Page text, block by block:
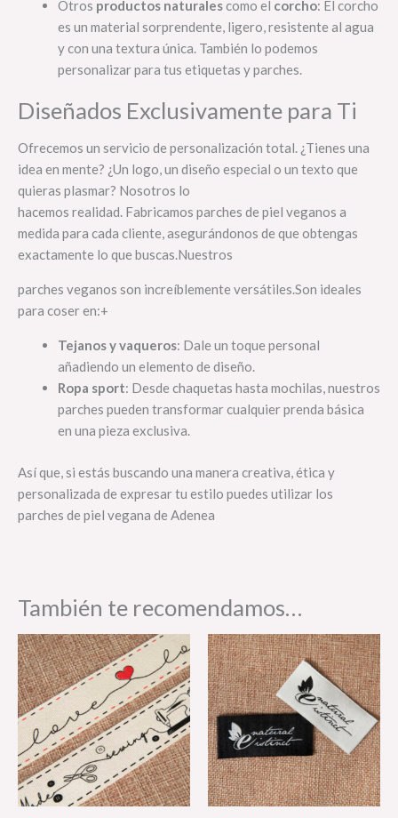
Otros productos naturalescomo el corcho: El corcho
es un material sorprendente, ligero, resistente al agua
y con una textura única. También lo podemos
personalizar para tus etiquetas y parches.
Diseñados Exclusivamente para Ti
Ofrecemos un servicio de personalización total. ¿Tienes una
idea en mente? ¿Un logo, un diseño especial o un texto que
quieras plasmar? Nosotros lo
hacemos realidad. Fabricamos parches de piel veganos a
medida para cada cliente, asegurándonos de que obtengas
exactamente lo que buscas.Nuestros
parches veganos son increíblemente versátiles.Son ideales
para coser en:+
Tejanos y vaqueros: Dale un toque personal
añadiendo un elemento de diseño.
Ropa sport: Desde chaquetas hasta mochilas, nuestros
parches pueden transformar cualquier prenda básica
en una pieza exclusiva.
Así que, si estás buscando una manera creativa, ética y
personalizada de expresar tu estilo puedes utilizar los
parches de piel vegana de Adenea
También te recomendamos…